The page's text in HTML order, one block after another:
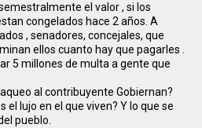
el valor , si los
congelados hace 2 años. A
, senadores, concejales, que
ellos cuanto hay que pagarles .
5 millones de multa a gente que
al contribuyente Gobiernan?
el lujo en el que viven? Y lo que se
pueblo.